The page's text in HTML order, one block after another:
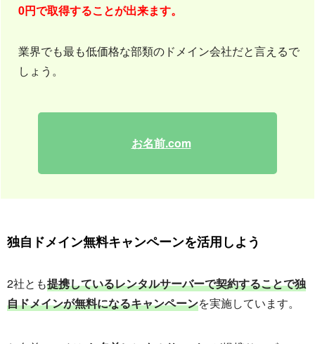
0円で取得することが出来ます。
業界でも最も低価格な部類のドメイン会社だと言えるで
しょう。
お名前.com
独自ドメイン無料キャンペーンを活用しよう
2社とも提携しているレンタルサーバーで契約することで独
自ドメインが無料になるキャンペーンを実施しています。